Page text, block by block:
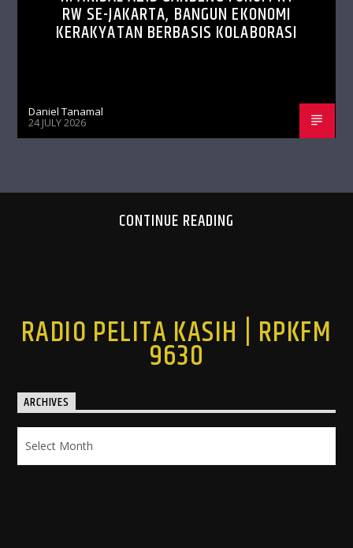
RW SE-JAKARTA, BANGUN EKONOMI
KERAKYATAN BERBASIS KOLABORASI
Daniel Tanamal
24 JULY 2026
CONTINUE READING
RADIO PELITA KASIH | RPKFM
9630
ARCHIVES